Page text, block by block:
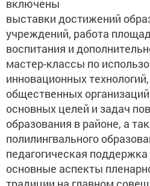
включены
выставки достижений
учреждений, работа
воспитания и
мастер-классы по
инновационных
общественных
основных целей и задач
образования в районе, а
полилингвального
педагогическая
основные аспекты